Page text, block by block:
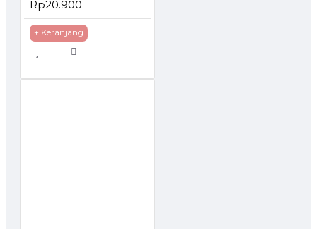
Rp20.900
+ Keranjang